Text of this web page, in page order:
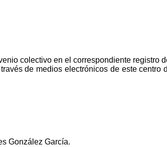
colectivo en el correspondiente registro
de medios electrónicos de este centro
González García.